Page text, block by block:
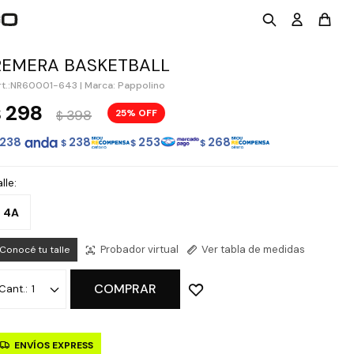
BASKETBALL
NR60001-643 | Marca: Pappolino
298 $ 398 25
238 $ 238 $ 253 $ 268
4A
Conocé tu talle Probador virtual Ver tabla de medidas
1 COMPRAR
ENVÍOS EXPRESS